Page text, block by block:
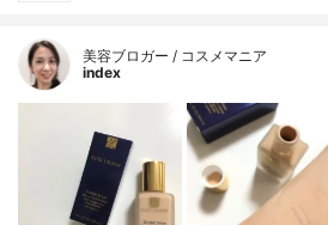
美容ブロガー / コスメマニア
index